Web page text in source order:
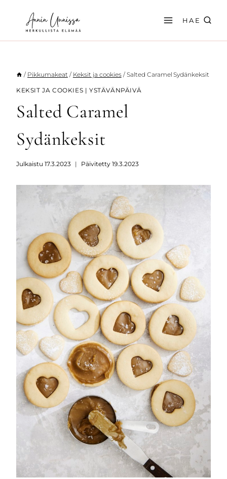
sisältöön
HAE
/ Pikkumakeat / Keksit ja cookies / Salted Caramel Sydänkeksit
KEKSIT JA COOKIES |YSTÄVÄNPÄIVÄ
Salted Caramel
Sydänkeksit
Julkaistu 17.3.2023 Päivitetty 19.3.2023